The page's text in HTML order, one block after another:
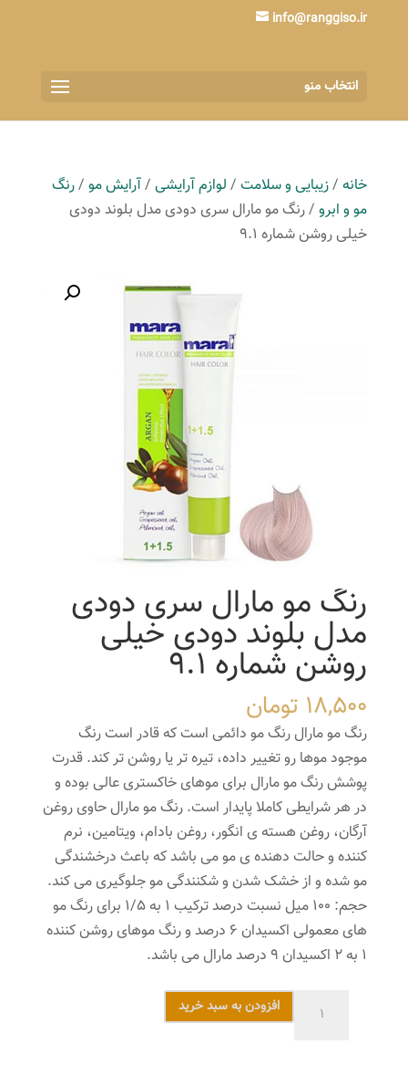
info@ranggiso.ir
انتخاب منو
خانه/زیبایی و سلامت/ لوازم آرایشی/آرایش مو/رنگ
مو و ابرو/ رنگ مو مارال سری دودی مدل بلوند دودی
خیلی روشن شماره 9.1
رنگ مو مارال سری دودی
مدل بلوند دودی خیلی
روشن شماره 9.1
18,500 تومان
رنگ مو مارال رنگ مو دائمی است که قادر است رنگ
موجود موها رو تغییر داده، تیره تر یا روشن تر کند. قدرت
پوشش رنگ مو مارال برای موهای خاکستری عالی بوده و
در هر شرایطی کاملا پایدار است. رنگ مو مارال حاوی روغن
آرگان، روغن هسته ی انگور، روغن بادام، ویتامین، نرم
کننده و حالت دهنده ی مو می باشد که باعث درخشندگی
مو شده و از خشک شدن و شکنندگی مو جلوگیری می کند.
حجم: ۱۰۰ میل نسبت درصد ترکیب ۱ به ۱/۵ برای رنگ مو
های معمولی اکسیدان ۶ درصد و رنگ موهای روشن کننده
۱ به ۲ اکسیدان ۹ درصد مارال می باشد.
افزودن به سبد خرید